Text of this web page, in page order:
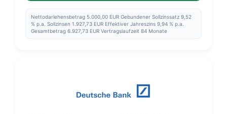
Nettodarlehensbetrag 5.000,00 EUR Gebundener Sollzinssatz 9,52
% p.a. Sollzinsen 1.927,73 EUR Effektiver Jahreszins 9,94 % p.a.
Gesamtbetrag 6.927,73 EUR Vertragslaufzeit 84 Monate